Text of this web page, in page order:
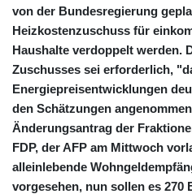
von der Bundesregierung
Heizkostenzuschuss für
Haushalte verdoppelt werden.
Zuschusses sei erforderlich,
Energiepreisentwicklungen
den Schätzungen
Änderungsantrag der
FDP, der AFP am Mittwoch
alleinlebende
vorgesehen, nun sollen es 270